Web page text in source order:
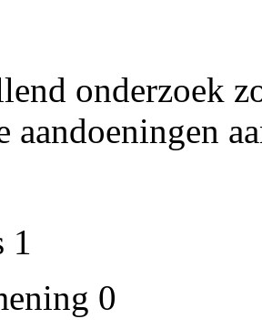
onderzoek
aandoeningen
1
0